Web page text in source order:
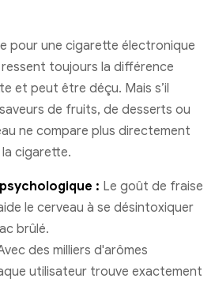
pour une cigarette électronique
toujours la différence
et peut être déçu. Mais s’il
de fruits, de desserts ou
ne compare plus directement
la cigarette.
: Le goût de fraise
le cerveau à se désintoxiquer
brûlé.
des milliers d'arômes
utilisateur trouve exactement